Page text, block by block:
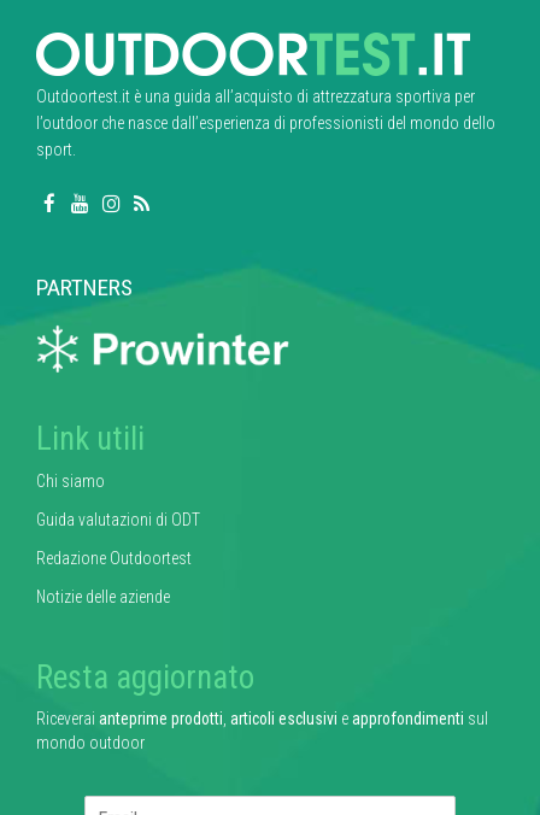
Outdoortest.it è una guida all’acquisto di attrezzatura sportiva per
l’outdoor che nasce dall’esperienza di professionisti del mondo dello
sport.
PARTNERS
Link utili
Chi siamo
Guida valutazioni di ODT
Redazione Outdoortest
Notizie delle aziende
Resta aggiornato
Riceverai anteprime prodotti articoli esclusivi eapprofondimenti sul
mondo outdoor